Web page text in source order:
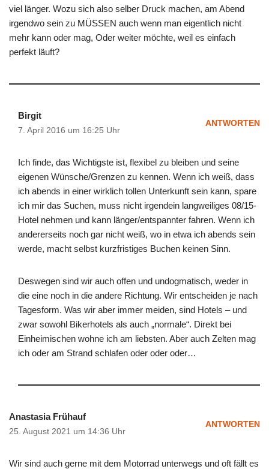
viel länger. Wozu sich also selber Druck machen, am Abend
irgendwo sein zu MÜSSEN auch wenn man eigentlich nicht
mehr kann oder mag, Oder weiter möchte, weil es einfach
perfekt läuft?
Birgit
7. April 2016 um 16:25 Uhr
ANTWORTEN
Ich finde, das Wichtigste ist, flexibel zu bleiben und seine
eigenen Wünsche/Grenzen zu kennen. Wenn ich weiß, dass
ich abends in einer wirklich tollen Unterkunft sein kann, spare
ich mir das Suchen, muss nicht irgendein langweiliges 08/15-
Hotel nehmen und kann länger/entspannter fahren. Wenn ich
andererseits noch gar nicht weiß, wo in etwa ich abends sein
werde, macht selbst kurzfristiges Buchen keinen Sinn.
Deswegen sind wir auch offen und undogmatisch, weder in
die eine noch in die andere Richtung. Wir entscheiden je nach
Tagesform. Was wir aber immer meiden, sind Hotels – und
zwar sowohl Bikerhotels als auch „normale“. Direkt bei
Einheimischen wohne ich am liebsten. Aber auch Zelten mag
ich oder am Strand schlafen oder oder oder…
Anastasia Frühauf
25. August 2021 um 14:36 Uhr
ANTWORTEN
Wir sind auch gerne mit dem Motorrad unterwegs und oft fällt es